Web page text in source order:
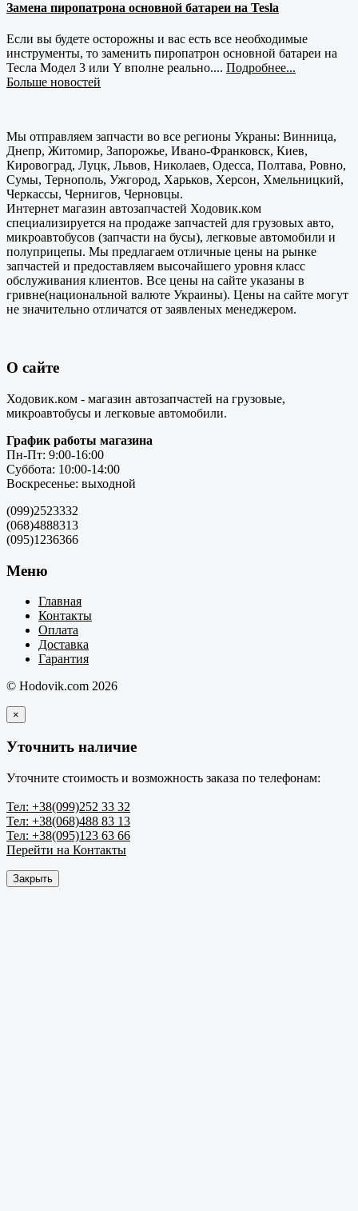
Замена пиропатрона основной батареи на Tesla
Если вы будете осторожны и вас есть все необходимые
инструменты, то заменить пиропатрон основной батареи на
Тесла Модел 3 или Y вполне реально.... Подробнее...
Больше новостей
Мы отправляем запчасти во все регионы Украны: Винница,
Днепр, Житомир, Запорожье, Ивано-Франковск, Киев,
Кировоград, Луцк, Львов, Николаев, Одесса, Полтава, Ровно,
Сумы, Тернополь, Ужгород, Харьков, Херсон, Хмельницкий,
Черкассы, Чернигов, Черновцы.
Интернет магазин автозапчастей Ходовик.ком
специализируется на продаже запчастей для грузовых авто,
микроавтобусов (запчасти на бусы), легковые автомобили и
полуприцепы. Мы предлагаем отличные цены на рынке
запчастей и предоставляем высочайшего уровня класс
обслуживания клиентов. Все цены на сайте указаны в
гривне(национальной валюте Украины). Цены на сайте могут
не значительно отличатся от заявленых менеджером.
О сайте
Ходовик.ком - магазин автозапчастей на грузовые,
микроавтобусы и легковые автомобили.
График работы магазина
Пн-Пт: 9:00-16:00
Суббота: 10:00-14:00
Воскресенье: выходной
(099)2523332
(068)4888313
(095)1236366
Меню
Главная
Контакты
Оплата
Доставка
Гарантия
© Hodovik.com 2026
×
Уточнить наличие
Уточните стоимость и возможность заказа по телефонам:
Тел: +38(099)252 33 32
Тел: +38(068)488 83 13
Тел: +38(095)123 63 66
Перейти на Контакты
Закрыть